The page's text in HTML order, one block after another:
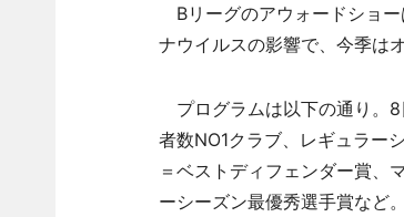
Bリーグのアウォードショ
ナウイルスの影響で、今季は
プログラムは以下の通り。8
者数NO1クラブ、レギュラー
＝ベストディフェンダー賞、
ーシーズン最優秀選手賞など